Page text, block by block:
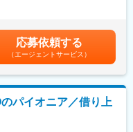
。
期連続で増収中のクオール
担っています。
の向上や病気から救うこ
業できます。
効果）／安全性（副作用や
わかりやすく伝えます
り製薬会社へ届け、より良
ながり、感謝されるやりが
4.2ヶ月）、報酬改定年1回■
金を支給(3ヶ月の試用期間
も目安の金額であり、選考を
給(月額)は固定手当を含めた
応募依頼する
（エージェントサービス）
パイオニア／借り上